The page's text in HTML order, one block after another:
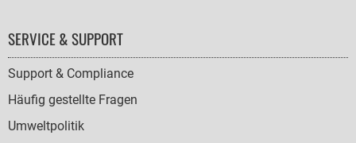
SERVICE & SUPPORT
Support & Compliance
Häufig gestellte Fragen
Umweltpolitik